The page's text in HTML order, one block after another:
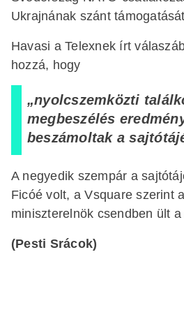
Ukrajnának szánt
Havasi a Telexnek írt
hozzá, hogy
„nyolcszemközti
megbeszélés
beszámoltak a
A negyedik szempár a
Ficóé volt, a Vsquare szerint
miniszterelnök csendben ült
(Pesti Srácok)